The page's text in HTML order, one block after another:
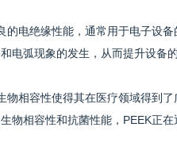
的电绝缘性能，通常用于电子设
电弧现象的发生，从而提升设备
物相容性使得其在医疗领域得到
物相容性和抗菌性能，PEEK正